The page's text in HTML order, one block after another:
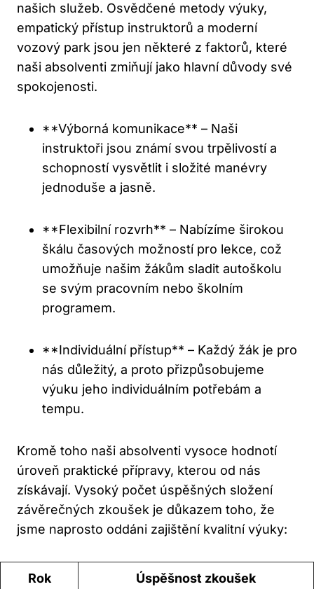
našich služeb. Osvědčené metody výuky,
empatický přístup instruktorů a moderní
vozový park jsou jen některé z faktorů, které
naši absolventi zmiňují jako hlavní důvody své
spokojenosti.
**Výborná komunikace** – Naši
instruktoři jsou známí svou trpělivostí a
schopností vysvětlit i složité manévry
jednoduše a jasně.
**Flexibilní rozvrh** – Nabízíme širokou
škálu časových možností pro lekce, což
umožňuje našim žákům sladit autoškolu
se svým pracovním nebo školním
programem.
**Individuální přístup** – Každý žák je pro
nás důležitý, a proto přizpůsobujeme
výuku jeho individuálním potřebám a
tempu.
Kromě toho naši absolventi vysoce hodnotí
úroveň praktické přípravy, kterou od nás
získávají. Vysoký počet úspěšných složení
závěrečných zkoušek je důkazem toho, že
jsme naprosto oddáni zajištění kvalitní výuky:
Rok Úspěšnost zkoušek